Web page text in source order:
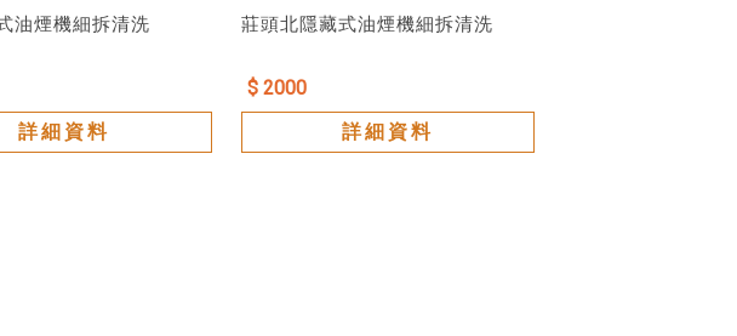
油煙機細拆清洗
詳細資料
莊頭北隱藏式油煙機細拆清洗
$ 2000
詳細資料